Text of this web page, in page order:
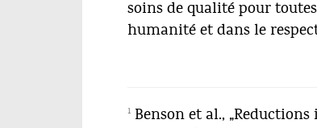
soins de qualité pour
humanité et dans le
1 Benson et al.,